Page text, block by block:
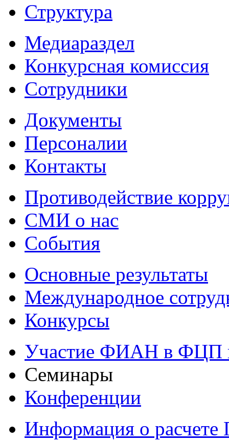
Структура
Медиараздел
Конкурсная комиссия
Сотрудники
Документы
Персоналии
Контакты
Противодействие
СМИ о нас
События
Основные результаты
Международное
Конкурсы
Участие ФИАН в ФЦП
Семинары
Конференции
Информация о